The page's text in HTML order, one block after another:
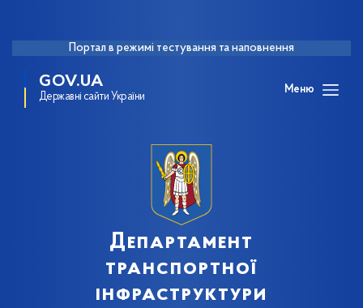
Портал в режимі тестування та наповнення
GOV.UA
Державні сайти України
Меню
Департамент
транспортної
інфраструктури